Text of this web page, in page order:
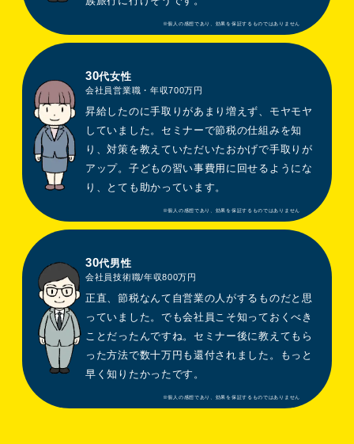
30代女性
会社員営業職・年収700万円
昇給したのに手取りがあまり増えず、モヤモヤ
していました。セミナーで節税の仕組みを知
り、対策を教えていただいたおかげで手取りが
アップ。子どもの習い事費用に回せるようにな
り、とても助かっています。
30代男性
会社員技術職/年収800万円
正直、節税なんて自営業の人がするものだと思
っていました。でも会社員こそ知っておくべき
ことだったんですね。セミナー後に教えてもら
った方法で数十万円も還付されました。もっと
早く知りたかったです。